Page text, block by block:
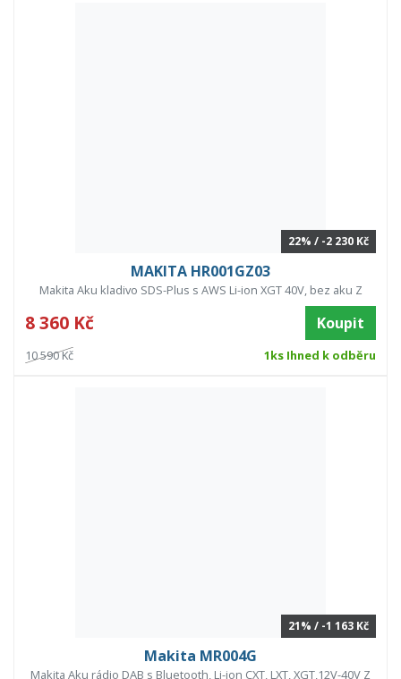
22% / -2 230 Kč
MAKITA HR001GZ03
Makita Aku kladivo SDS-Plus s AWS Li-ion XGT 40V, bez aku Z
8 360 Kč Koupit
10 590 Kč 1ks Ihned k odběru
21% / -1 163 Kč
Makita MR004G
Makita Aku rádio DAB s Bluetooth, Li-ion CXT, LXT, XGT,12V-40V Z